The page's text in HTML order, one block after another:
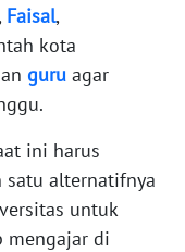
Faisal,
kota
guru agar
ini harus
satu alternatifnya
untuk
mengajar di